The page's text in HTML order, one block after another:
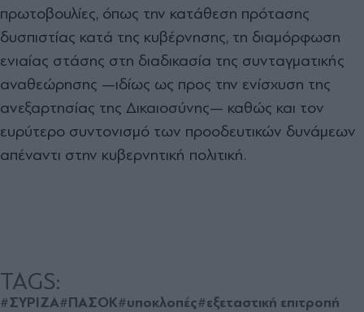
πρωτοβουλίες, όπως την κατάθεση πρότασης
δυσπιστίας κατά της κυβέρνησης, τη διαμόρφωση
ενιαίας στάσης στη διαδικασία της συνταγματικής
αναθεώρησης —ιδίως ως προς την ενίσχυση της
ανεξαρτησίας της Δικαιοσύνης— καθώς και τον
ευρύτερο συντονισμό των προοδευτικών δυνάμεων
απέναντι στην κυβερνητική πολιτική.
TAGS:
#ΣΥΡΙΖΑ#ΠΑΣΟΚ#υποκλοπές#εξεταστική επιτροπή